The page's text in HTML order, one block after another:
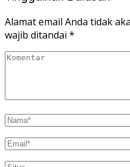
Alamat email Anda tidak
wajib ditandai *